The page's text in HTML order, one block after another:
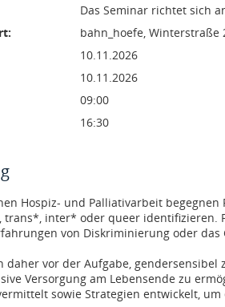
Das Seminar richtet sich
bahn_hoefe, Winterstraße
Dienstag, 10. November
10.11.2026
Dienstag, 10. November
10.11.2026
09:00
16:30
Hospiz- und Palliativarbeit
trans*, inter* oder queer identifizieren.
von Diskriminierung oder
daher vor der Aufgabe,
Versorgung am Lebensende zu
sowie Strategien entwickelt,